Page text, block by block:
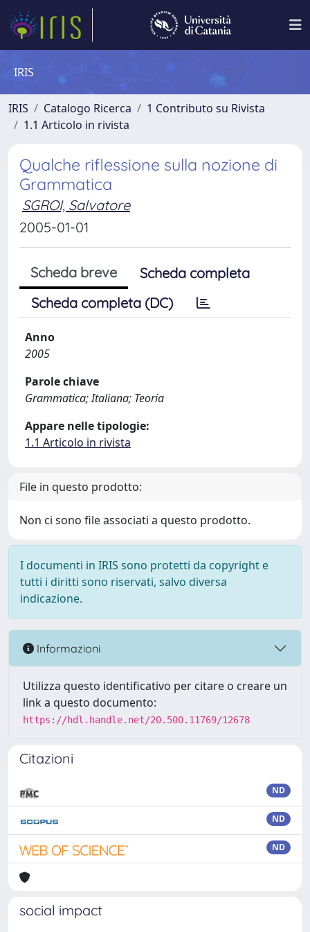
IRIS
IRIS Catalogo Ricerca
1 Contributo su Rivista
1.1 Articolo in rivista
Qualche riflessione sulla nozione di
Grammatica
SGROI, Salvatore
2005-01-01
Scheda breve
Scheda completa
Scheda completa (DC)
Anno
2005
Parole chiave
Grammatica; Italiana; Teoria
Appare nelle tipologie:
1.1 Articolo in rivista
File in questo prodotto:
Non ci sono file associati a questo prodotto.
I documenti in IRIS sono protetti da copyright e
tutti i diritti sono riservati, salvo diversa
indicazione.
Informazioni
Utilizza questo identificativo per citare o creare un
link a questo documento:
https://hdl.handle.net/20.500.11769/12678
Citazioni
ND
ND
ND
social impact